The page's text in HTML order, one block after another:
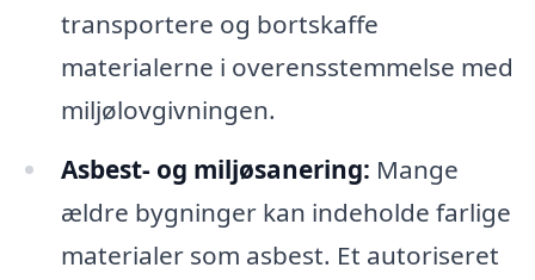
transportere og bortskaffe
materialerne i overensstemmelse med
miljølovgivningen.
Asbest- og miljøsanering: Mange
ældre bygninger kan indeholde farlige
materialer som asbest. Et autoriseret